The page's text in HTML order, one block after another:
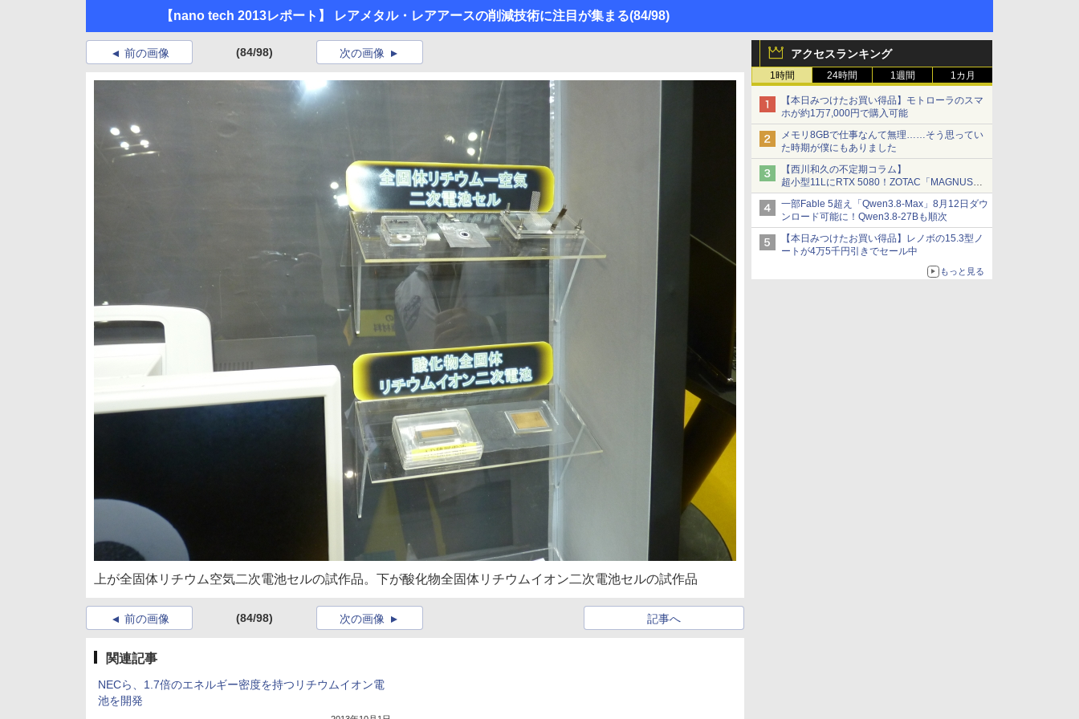
【nano tech 2013レポート】 レアメタル・レアアースの削減技術に注目が集まる(84/98)
アクセスランキング
1時間 24時間 1週間 1カ月
【本日みつけたお買い得品】モトローラのスマ
ホが約1万7,000円で購入可能
メモリ8GBで仕事なんて無理……そう思ってい
た時期が僕にもありました
【西川和久の不定期コラム】
超小型11LにRTX 5080！ZOTAC「MAGNUS
ONE」最上位機の実力を探る
一部Fable 5超え「Qwen3.8-Max」8月12日ダウ
ンロード可能に！Qwen3.8-27Bも順次
【本日みつけたお買い得品】レノボの15.3型ノ
ートが4万5千円引きでセール中
もっと見る
前の画像 (84/98) 次の画像
上が全固体リチウム空気二次電池セルの試作品。下が酸化物全固体リチウムイオン二次電池セルの試作品
前の画像 (84/98) 記事へ
次の画像
関連記事
NECら、1.7倍のエネルギー密度を持つリチウムイオン電
池を開発